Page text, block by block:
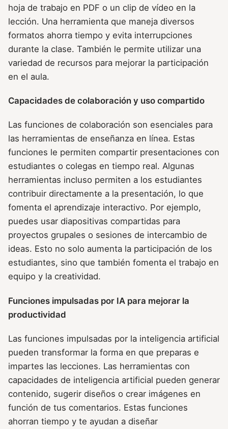
hoja de trabajo en PDF o un clip de vídeo en la
lección. Una herramienta que maneja diversos
formatos ahorra tiempo y evita interrupciones
durante la clase. También le permite utilizar una
variedad de recursos para mejorar la participación
en el aula.
Capacidades de colaboración y uso compartido
Las funciones de colaboración son esenciales para
las herramientas de enseñanza en línea. Estas
funciones le permiten compartir presentaciones con
estudiantes o colegas en tiempo real. Algunas
herramientas incluso permiten a los estudiantes
contribuir directamente a la presentación, lo que
fomenta el aprendizaje interactivo. Por ejemplo,
puedes usar diapositivas compartidas para
proyectos grupales o sesiones de intercambio de
ideas. Esto no solo aumenta la participación de los
estudiantes, sino que también fomenta el trabajo en
equipo y la creatividad.
Funciones impulsadas por IA para mejorar la
productividad
Las funciones impulsadas por la inteligencia artificial
pueden transformar la forma en que preparas e
impartes las lecciones. Las herramientas con
capacidades de inteligencia artificial pueden generar
contenido, sugerir diseños o crear imágenes en
función de tus comentarios. Estas funciones
ahorran tiempo y te ayudan a diseñar